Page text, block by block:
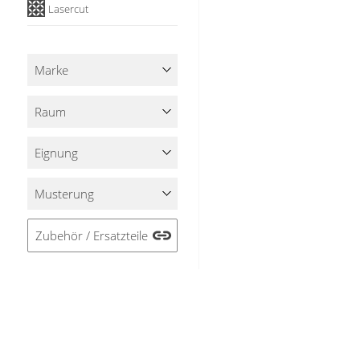
Stoffe
Lasercut
Marke
Raum
Eignung
Musterung
Zubehör / Ersatzteile